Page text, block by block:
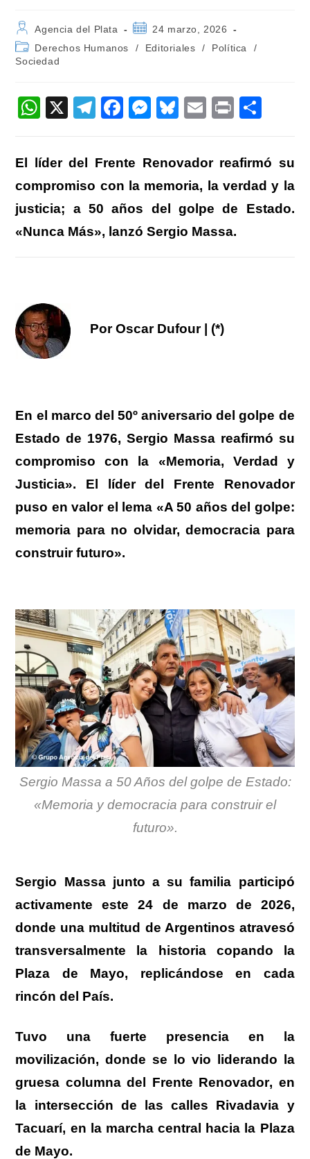
Autor
de
la
entrada:
Agencia del Plata
Publicación
la
24 marzo, 2026
Categoría
de
Derechos Humanos / Editoriales / Política
/
Sociedad
W
at
s
A
p
p
X
T
e
gr
a
m
F
e
b
o
o
M
e
n
g
er
Bl
sk
y
E
Pr
m
p
ar
tir
El líder del Frente Renovador reafirmó su
compromiso con la memoria, la verdad y la
justicia; a 50 años del golpe de Estado.
«Nunca Más», lanzó Sergio Massa.
Por Oscar Dufour | (*)
En el marco del 50º aniversario del golpe de
Estado de 1976, Sergio Massa reafirmó su
compromiso con la «Memoria, Verdad y
Justicia». El líder del Frente Renovador
puso en valor el lema «A 50 años del golpe:
memoria para no olvidar, democracia para
construir futuro».
Sergio Massa a 50 Años del golpe de Estado:
«Memoria y democracia para construir el
futuro».
Sergio Massa junto a su familia participó
activamente este 24 de marzo de 2026,
donde una multitud de Argentinos atravesó
transversalmente la historia copando la
Plaza de Mayo, replicándose en cada
rincón del País.
Tuvo una fuerte presencia en la
movilización, donde se lo vio liderando la
gruesa columna del Frente Renovador, en
la intersección de las calles Rivadavia y
Tacuarí, en la marcha central hacia la Plaza
de Mayo.